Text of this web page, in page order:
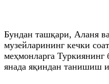
Бундан ташқари, Аланя
музейларининг кечки
меҳмонларга
янада яқиндан танишиш